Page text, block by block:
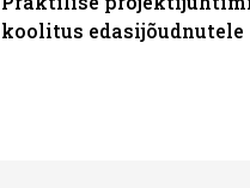
koolitus edasijõudnutele